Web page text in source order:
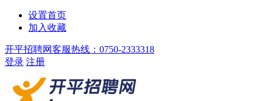
设置首页
加入收藏
开平招聘网客服热线：0750-2333318
登录 注册